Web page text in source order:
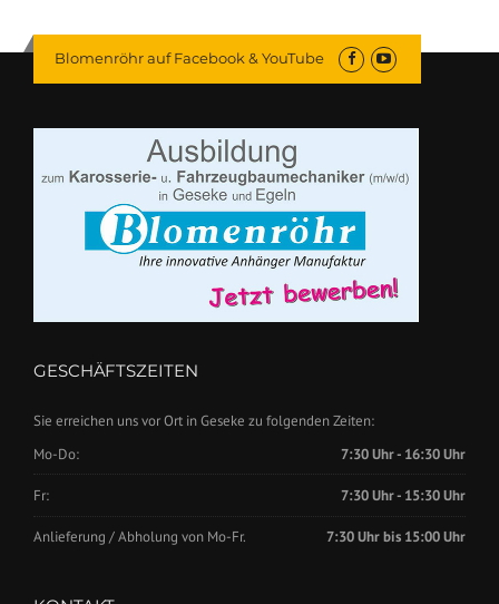
Blomenröhr auf Facebook & YouTube
GESCHÄFTSZEITEN
Sie erreichen uns vor Ort in Geseke zu folgenden Zeiten:
Mo-Do:
7:30 Uhr - 16:30 Uhr
Fr: 7:30 Uhr - 15:30 Uhr
Anlieferung / Abholung von Mo-Fr. 7:30 Uhr bis 15:00 Uhr